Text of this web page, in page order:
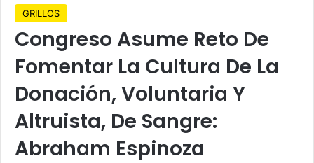
GRILLOS
Congreso Asume Reto De
Fomentar La Cultura De La
Donación, Voluntaria Y
Altruista, De Sangre:
Abraham Espinoza